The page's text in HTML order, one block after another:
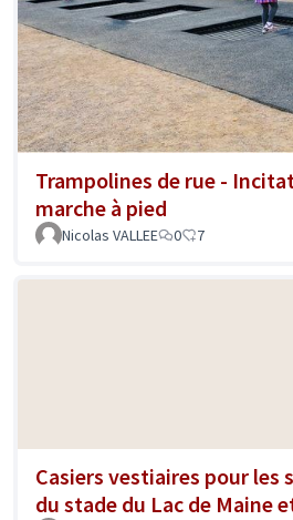
Trampolines de rue -
marche à pied
Nicolas VALLEE 0 7
Casiers vestiaires pour les
du stade du Lac de Maine